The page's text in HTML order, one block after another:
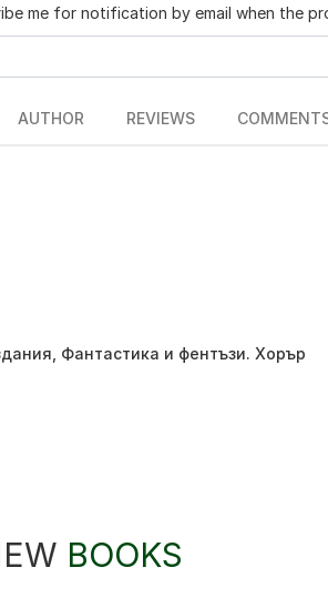
me for notification by email when the
AUTHOR REVIEWS
Фантастика и фентъзи. Хорър
BOOKS